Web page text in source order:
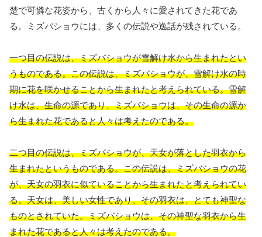
楚で可憐な花姿から、古くから人々に愛されてきた花であ
る。ミズバショウには、多くの伝説や逸話が残されている。
一つ目の伝説は、ミズバショウが雪解け水から生まれたとい
うものである。この伝説は、ミズバショウが、雪解け水の時
期に花を咲かせることから生まれたと考えられている。雪解
け水は、生命の源であり、ミズバショウは、その生命の源か
ら生まれた花であると人々は考えたのである。
二つ目の伝説は、ミズバショウが、天女が落とした羽衣から
生まれたというものである。この伝説は、ミズバショウの花
が、天女の羽衣に似ていることから生まれたと考えられてい
る。天女は、美しい女性であり、その羽衣は、とても神聖な
ものとされていた。ミズバショウは、その神聖な羽衣から生
まれた花であると人々は考えたのである。